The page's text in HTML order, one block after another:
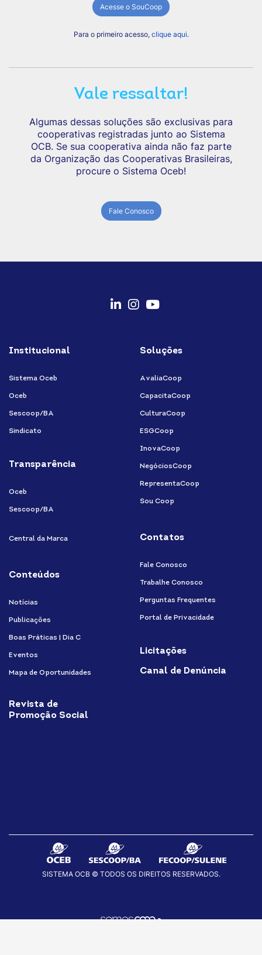
Acesse o SouCoop
Para o primeiro acesso, clique aqui.
Vale ressaltar!
Algumas dessas soluções são exclusivas para
cooperativas registradas junto ao Sistema
OCB. Se sua cooperativa ainda não faz parte
da Organização das Cooperativas Brasileiras,
procure o Sistema Oceb!
Fale Conosco
instagram
youtube
Institucional
Sistema Oceb
Oceb
Sescoop/BA
Sindicato
Transparência
Oceb
Sescoop/BA
Central da Marca
Conteúdos
Notícias
Publicações
Boas Práticas | Dia C
Eventos
Mapa de Oportunidades
Revista de
Promoção Social
Soluções
AvaliaCoop
CapacitaCoop
CulturaCoop
ESGCoop
InovaCoop
NegóciosCoop
RepresentaCoop
Sou Coop
Contatos
Fale Conosco
Trabalhe Conosco
Perguntas Frequentes
Portal de Privacidade
Licitações
Canal de Denúncia
SISTEMA OCB © TODOS OS DIREITOS RESERVADOS.